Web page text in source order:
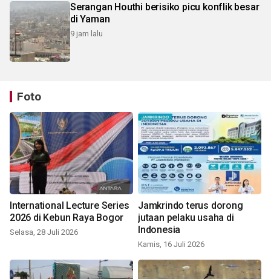
Serangan Houthi berisiko picu konflik besar
di Yaman
9 jam lalu
Foto
International Lecture Series
2026 di Kebun Raya Bogor
Selasa, 28 Juli 2026
Jamkrindo terus dorong
jutaan pelaku usaha di
Indonesia
Kamis, 16 Juli 2026